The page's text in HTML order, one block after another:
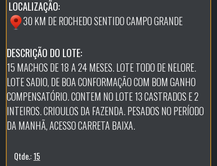
LOCALIZAÇÃO:
30 KM DE ROCHEDO SENTIDO CAMPO GRANDE
DESCRIÇÃO DO LOTE:
15 MACHOS DE 18 A 24 MESES. LOTE TODO DE NELORE.
LOTE SADIO, DE BOA CONFORMAÇÃO COM BOM GANHO
COMPENSATÓRIO. CONTEM NO LOTE 13 CASTRADOS E 2
INTEIROS. CRIOULOS DA FAZENDA. PESADOS NO PERÍODO
DA MANHÃ, ACESSO CARRETA BAIXA.
Qtde.:15